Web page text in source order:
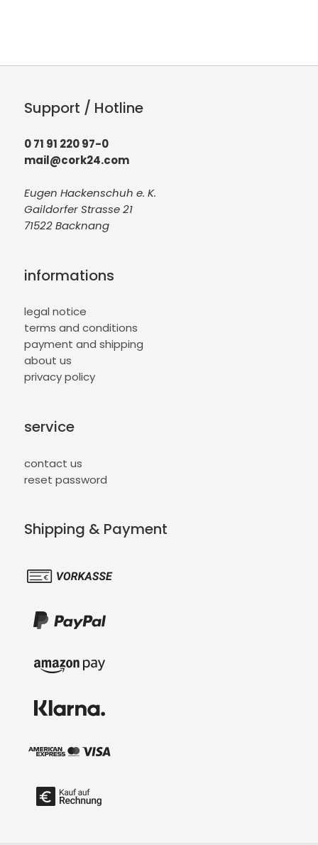
Support / Hotline
0 71 91 220 97-0
mail@cork24.com
Eugen Hackenschuh e. K.
Gaildorfer Strasse 21
71522 Backnang
informations
legal notice
terms and conditions
payment and shipping
about us
privacy policy
service
contact us
reset password
Shipping & Payment